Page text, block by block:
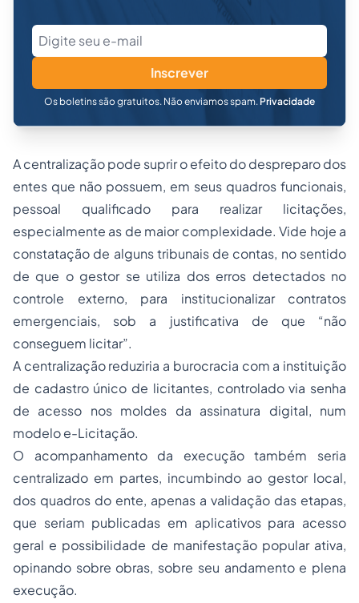
Inscrever
Os boletins são gratuitos. Não enviamos spam. Privacidade
A centralização pode suprir o efeito do despreparo dos
entes que não possuem, em seus quadros funcionais,
pessoal qualificado para realizar licitações,
especialmente as de maior complexidade. Vide hoje a
constatação de alguns tribunais de contas, no sentido
de que o gestor se utiliza dos erros detectados no
controle externo, para institucionalizar contratos
emergenciais, sob a justificativa de que “não
conseguem licitar”.
A centralização reduziria a burocracia com a instituição
de cadastro único de licitantes, controlado via senha
de acesso nos moldes da assinatura digital, num
modelo e-Licitação.
O acompanhamento da execução também seria
centralizado em partes, incumbindo ao gestor local,
dos quadros do ente, apenas a validação das etapas,
que seriam publicadas em aplicativos para acesso
geral e possibilidade de manifestação popular ativa,
opinando sobre obras, sobre seu andamento e plena
execução.